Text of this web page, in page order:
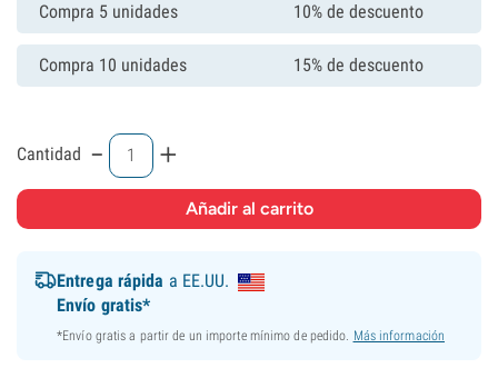
Compra 5 unidades 10% de descuento
Compra 10 unidades 15% de descuento
Cantidad - +
Entrega rápida a EE.UU.
Envío gratis*
*Envío gratis a partir de un importe mínimo de pedido. Más información